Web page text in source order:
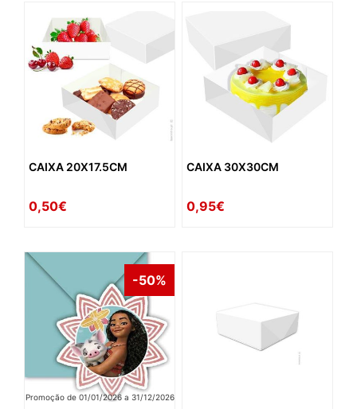
CAIXA 20X17.5CM
0,50€
CAIXA 30X30CM
0,95€
-50%
Promoção de 01/01/2026 a 31/12/2026